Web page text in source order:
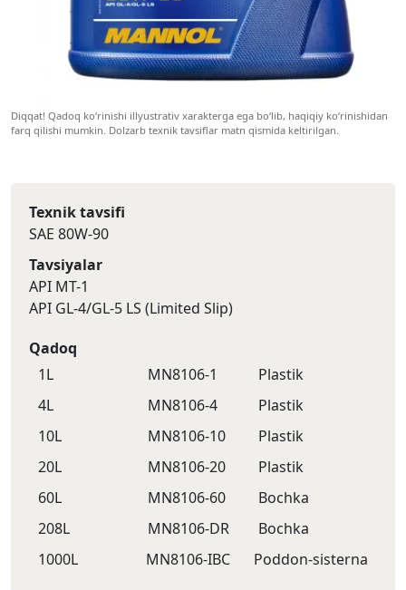
Diqqat! Qadoq ko‘rinishi illyustrativ xarakterga ega bo‘lib, haqiqiy ko‘rinishidan
farq qilishi mumkin. Dolzarb texnik tavsiflar matn qismida keltirilgan.
Texnik tavsifi
SAE 80W-90
Tavsiyalar
API MT-1
API GL-4/GL-5 LS (Limited Slip)
Qadoq
1L
MN8106-1
Plastik
4L
MN8106-4
Plastik
10L
MN8106-10
Plastik
20L
MN8106-20
Plastik
60L
MN8106-60
Bochka
208L
MN8106-DR
Bochka
1000L
MN8106-IBC Poddon-sisternа